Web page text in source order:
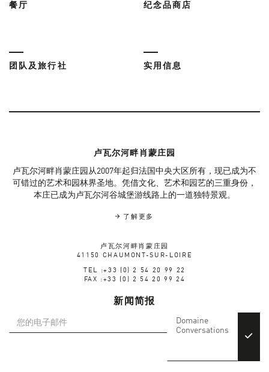
餐厅 纪念品商店
团队及旅行社 实用信息
卢瓦尔河畔肖蒙庄园
卢瓦尔河畔肖蒙庄园从2007年起归法国中央大区所有，现已成为不
可错过的艺术和园林界圣地。凭借文化、艺术和园艺的三重身份，
本庄已成为卢瓦尔河谷城堡游线路上的一道独特景观。
了解更多
卢瓦尔河畔肖蒙庄园
41150 CHAUMONT-SUR-LOIRE
TEL :+33 (0) 2 54 20 99 22
FAX :+33 (0) 2 54 20 99 24
新闻简报